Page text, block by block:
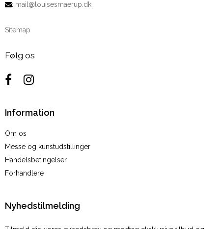
: mail@louisesmaerup.dk
Sitemap
Følg os
Information
Om os
Messe og kunstudstillinger
Handelsbetingelser
Forhandlere
Nyhedstilmelding